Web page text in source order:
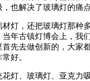
也解决了玻璃灯的痛点
灯，还把玻璃灯那种
年古镇灯博会上，我
先去做创新的，大家
好。
灯、玻璃灯、亚克力